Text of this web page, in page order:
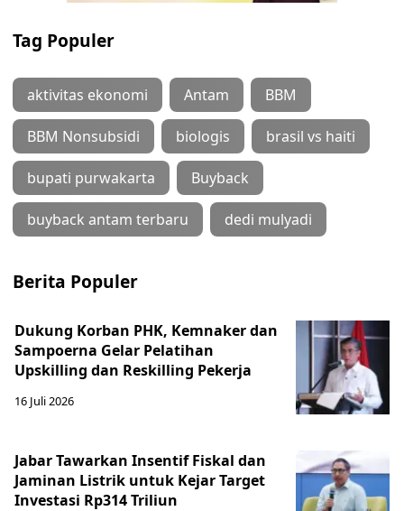
Tag Populer
aktivitas ekonomi Antam BBM
BBM Nonsubsidi biologis brasil vs haiti
bupati purwakarta Buyback
buyback antam terbaru dedi mulyadi
Berita Populer
Dukung Korban PHK, Kemnaker dan
Sampoerna Gelar Pelatihan
Upskilling dan Reskilling Pekerja
16 Juli 2026
Jabar Tawarkan Insentif Fiskal dan
Jaminan Listrik untuk Kejar Target
Investasi Rp314 Triliun